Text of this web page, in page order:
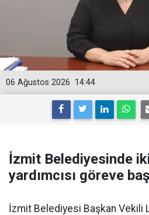
14:44
06 Ağustos 2026
İzmit Belediyesinde
yardımcısı göreve
İzmit Belediyesi Başkan Vekili